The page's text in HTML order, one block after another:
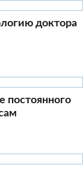
доктора
постоянного